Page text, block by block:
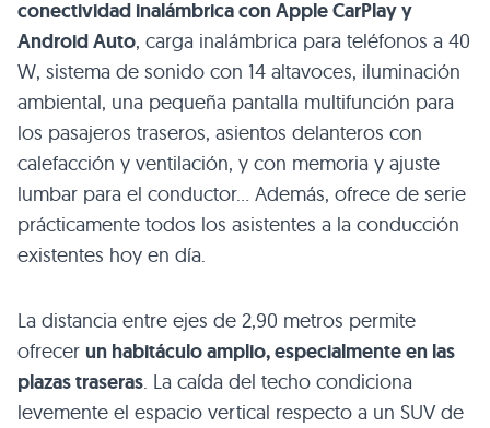
conectividad inalámbrica con Apple CarPlay y
Android Auto, carga inalámbrica para teléfonos a 40
W, sistema de sonido con 14 altavoces, iluminación
ambiental, una pequeña pantalla multifunción para
los pasajeros traseros, asientos delanteros con
calefacción y ventilación, y con memoria y ajuste
lumbar para el conductor… Además, ofrece de serie
prácticamente todos los asistentes a la conducción
existentes hoy en día.
La distancia entre ejes de 2,90 metros permite
ofrecer un habitáculo amplio, especialmente en las
plazas traseras . La caída del techo condiciona
levemente el espacio vertical respecto a un SUV de